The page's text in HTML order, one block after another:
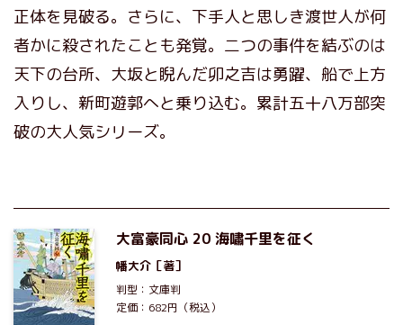
正体を見破る。さらに、下手人と思しき渡世人が何
者かに殺されたことも発覚。二つの事件を結ぶのは
天下の台所、大坂と睨んだ卯之吉は勇躍、船で上方
入りし、新町遊郭へと乗り込む。累計五十八万部突
破の大人気シリーズ。
大富豪同心 20 海嘯千里を征く
幡大介 ［著］
判型：文庫判
定価：682円（税込）